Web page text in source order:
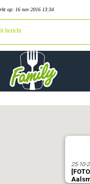
op: 16 nov 2016 13:34
bericht
25-10-